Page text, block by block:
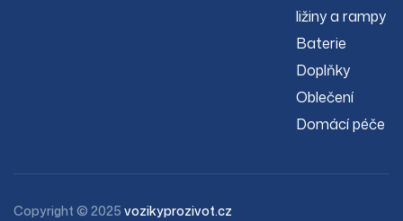
ližiny a rampy
Baterie
Doplňky
Oblečení
Domácí péče
Copyright © 2025 vozikyprozivot.cz